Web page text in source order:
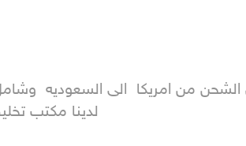
لدينا مكتب